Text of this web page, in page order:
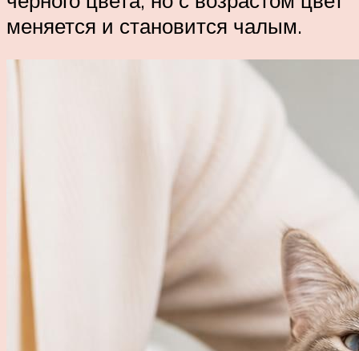
меняется и становится чалым.